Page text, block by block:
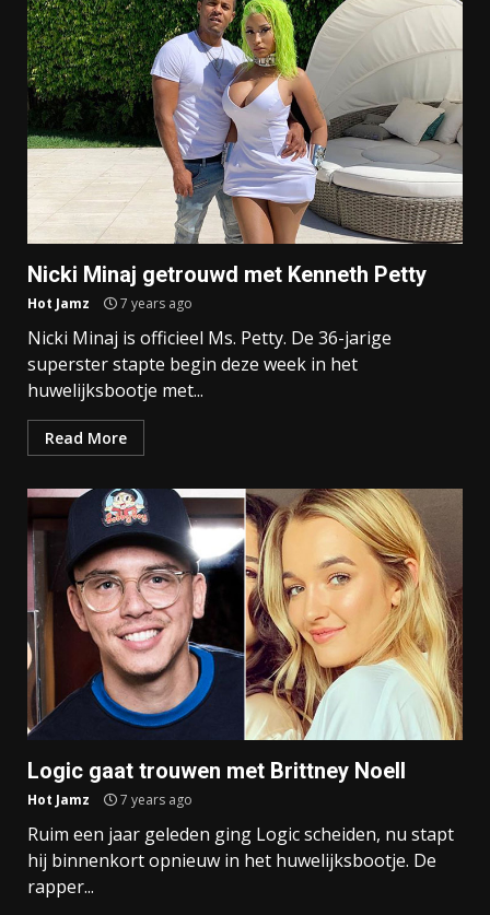
Nicki Minaj getrouwd met Kenneth Petty
Hot Jamz 7 years ago
Nicki Minaj is officieel Ms. Petty. De 36-jarige
superster stapte begin deze week in het
huwelijksbootje met...
Read More
Logic gaat trouwen met Brittney Noell
Hot Jamz 7 years ago
Ruim een jaar geleden ging Logic scheiden, nu stapt
hij binnenkort opnieuw in het huwelijksbootje. De
rapper...